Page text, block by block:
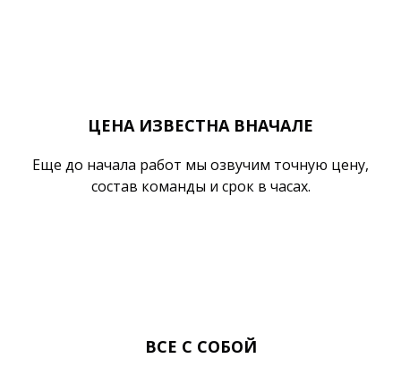
ЦЕНА ИЗВЕСТНА ВНАЧАЛЕ
Еще до начала работ мы озвучим точную цену,
состав команды и срок в часах.
ВСЕ С СОБОЙ